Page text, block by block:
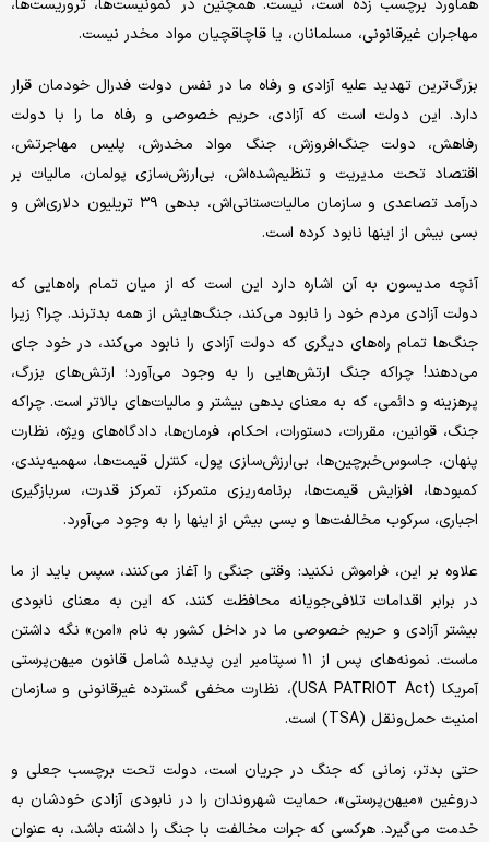
هماورد برچسب زده است، نیست. همچنین در کمونیست‌ها، تروریست‌ها،
مهاجران غیرقانونی، مسلمانان، یا قاچاقچیان مواد مخدر نیست.
بزرگ‌ترین تهدید علیه آزادی و رفاه ما در نفس دولت فدرال خودمان قرار
دارد. این دولت است که آزادی، حریم خصوصی و رفاه ما را با دولت
رفاهش، دولت جنگ‌افروزش، جنگ مواد مخدرش، پلیس مهاجرتش،
اقتصاد تحت مدیریت و تنظیم‌شده‌اش، بی‌ارزش‌سازی پولمان، مالیات بر
درآمد تصاعدی و سازمان مالیات‌ستانی‌اش، بدهی ۳۹ تریلیون دلاری‌اش و
بسی بیش از اینها نابود کرده است.
آنچه مدیسون به آن اشاره دارد این است که از میان تمام راه‌هایی که
دولت آزادی مردم خود را نابود می‌کند، جنگ‌هایش از همه بدترند. چرا؟ زیرا
جنگ‌ها تمام راه‌های دیگری که دولت آزادی را نابود می‌کند، در خود جای
می‌دهند! چراکه جنگ ارتش‌هایی را به وجود می‌آورد؛ ارتش‌های بزرگ،
پرهزینه و دائمی، که به معنای بدهی بیشتر و مالیات‌های بالاتر است. چراکه
جنگ، قوانین، مقررات، دستورات، احکام، فرمان‌ها، دادگاه‌های ویژه، نظارت
پنهان، جاسوس‌خبرچین‌ها، بی‌ارزش‌سازی پول، کنترل قیمت‌ها، سهمیه‌بندی،
کمبودها، افزایش قیمت‌ها، برنامه‌ریزی متمرکز، تمرکز قدرت، سربازگیری
اجباری، سرکوب مخالفت‌ها و بسی بیش از اینها را به وجود می‌‌آورد.
علاوه بر این، فراموش نکنید: وقتی جنگی را آغاز می‌کنند، سپس باید از ما
در برابر اقدامات تلافی‌جویانه محافظت کنند، که این به معنای نابودی
بیشتر آزادی و حریم خصوصی ما در داخل کشور به نام «امن» نگه داشتن
ماست. نمونه‌های پس از ۱۱ سپتامبر این پدیده شامل قانون میهن‌پرستی
آمریکا (USA PATRIOT Act)، نظارت مخفی گسترده غیرقانونی و سازمان
امنیت حمل‌ونقل (TSA) است.
حتی بدتر، زمانی که جنگ در جریان است، دولت تحت برچسب جعلی و
دروغین «میهن‌پرستی»، حمایت شهروندان را در نابودی آزادی خودشان به
خدمت می‌گیرد. هرکسی که جرات مخالفت با جنگ را داشته باشد، به عنوان